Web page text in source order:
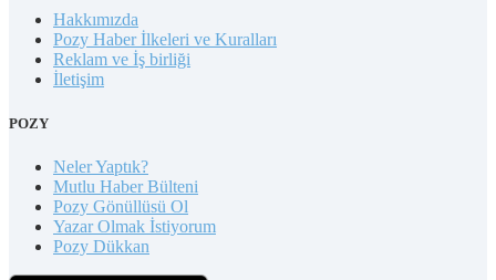
Hakkımızda
Pozy Haber İlkeleri ve Kuralları
Reklam ve İş birliği
İletişim
POZY
Neler Yaptık?
Mutlu Haber Bülteni
Pozy Gönüllüsü Ol
Yazar Olmak İstiyorum
Pozy Dükkan